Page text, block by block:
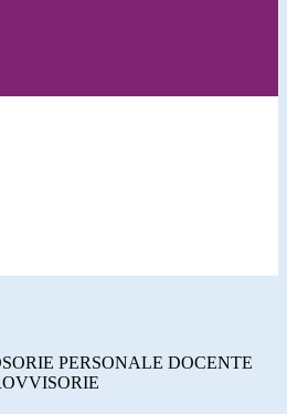
PERSONALE DOCENTE